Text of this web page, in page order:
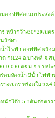
มออฟฟิศอเนกประส
ร หน้ากว้าง30*20เ
นรัชดา
น้ำไฟฟ้า ออฟฟิศ พร้อ
ด กม.24 อ.บางพลี จ.ส
9,000 ตร.ม อ.บางปะ
อมห้องน้ำ มีน้ำ ไฟฟ้
างเมตร พร้อมใบ ร
หนักได้1.5-3ตันต่อต